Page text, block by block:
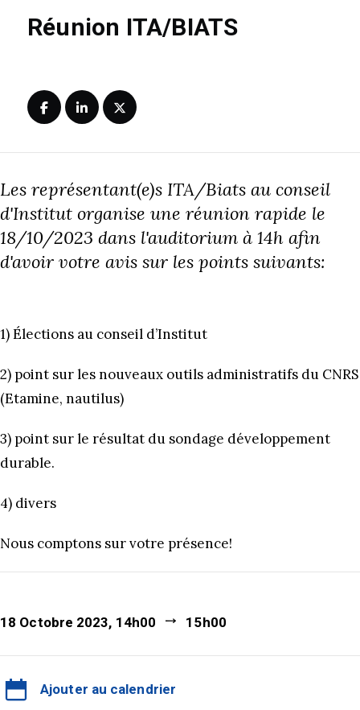
Réunion ITA/BIATS
Les représentant(e)s ITA/Biats au conseil
d'Institut organise une réunion rapide le
18/10/2023 dans l'auditorium à 14h afin
d'avoir votre avis sur les points suivants:
1) Élections au conseil d’Institut
2) point sur les nouveaux outils administratifs du CNRS
(Etamine, nautilus)
3) point sur le résultat du sondage développement
durable.
4) divers
Nous comptons sur votre présence!
18 Octobre 2023, 14h00 15h00
Ajouter au calendrier